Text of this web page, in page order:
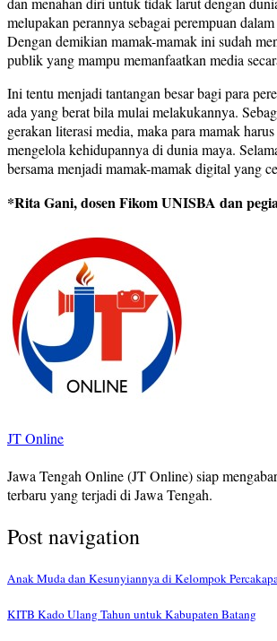
melupakan perannya sebagai perempuan
Dengan demikian mamak-mamak ini sudah
publik yang mampu memanfaatkan media
Ini tentu menjadi tantangan besar bagi para
ada yang berat bila mulai melakukannya.
gerakan literasi media, maka para mamak
mengelola kehidupannya di dunia maya.
bersama menjadi mamak-mamak digital yang
*Rita Gani, dosen Fikom UNISBA dan
JT Online
Jawa Tengah Online (JT Online) siap
terbaru yang terjadi di Jawa Tengah.
Post navigation
Anak Muda dan Kesunyiannya di Kelompok
KITB Kado Ulang Tahun untuk Kabupaten Batang